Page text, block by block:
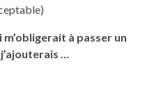
m’obligerait à passer un
…